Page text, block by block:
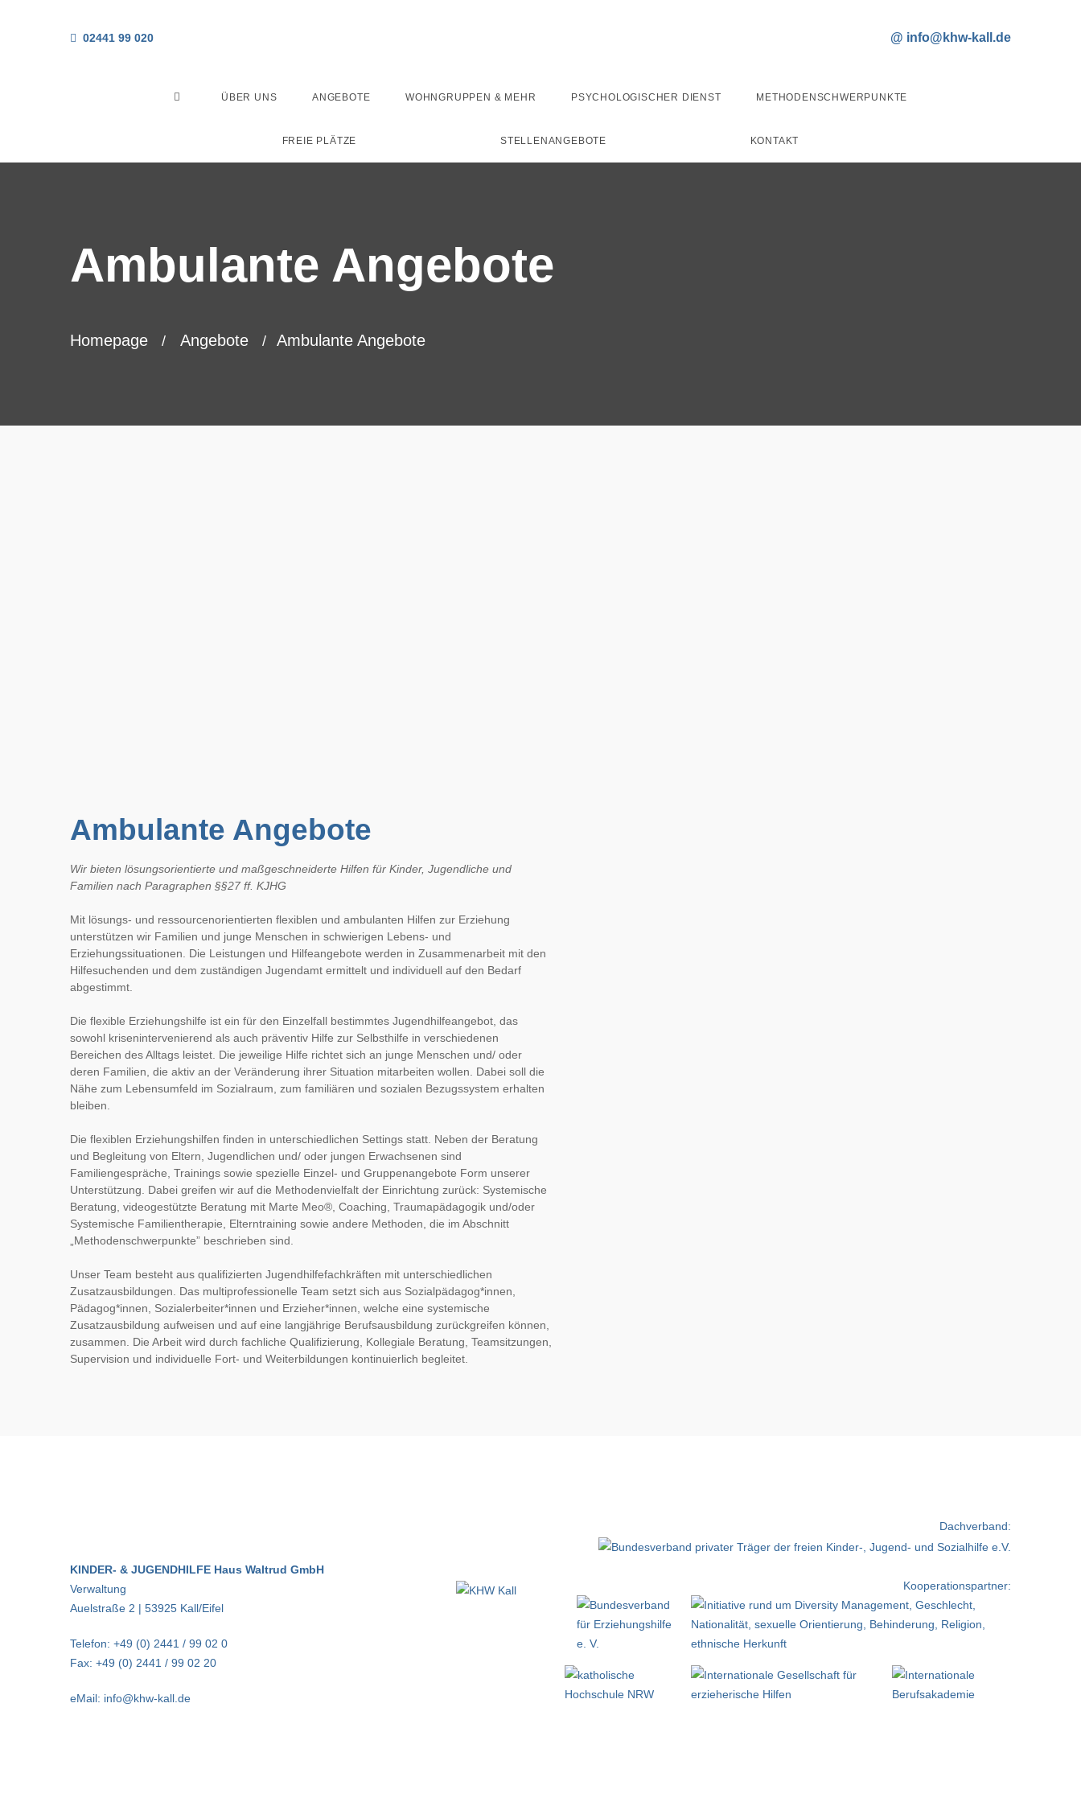
02441 99 020
ÜBER UNS ANGEBOTE WOHNGRUPPEN & MEHR PSYCHOLOGISCHER DIENST METHODENSCHWERPUNKTE
FREIE PLÄTZE STELLENANGEBOTE KONTAKT
Ambulante Angebote
Homepage Angebote Ambulante Angebote
Ambulante Angebote
Wir bieten lösungsorientierte und maßgeschneiderte Hilfen für Kinder, Jugendliche und
Familien nach Paragraphen §§27 ff. KJHG
Mit lösungs- und ressourcenorientierten flexiblen und ambulanten Hilfen zur Erziehung
unterstützen wir Familien und junge Menschen in schwierigen Lebens- und
Erziehungssituationen. Die Leistungen und Hilfeangebote werden in Zusammenarbeit mit den
Hilfesuchenden und dem zuständigen Jugendamt ermittelt und individuell auf den Bedarf
abgestimmt.
Die flexible Erziehungshilfe ist ein für den Einzelfall bestimmtes Jugendhilfeangebot, das
sowohl krisenintervenierend als auch präventiv Hilfe zur Selbsthilfe in verschiedenen
Bereichen des Alltags leistet. Die jeweilige Hilfe richtet sich an junge Menschen und/ oder
deren Familien, die aktiv an der Veränderung ihrer Situation mitarbeiten wollen. Dabei soll die
Nähe zum Lebensumfeld im Sozialraum, zum familiären und sozialen Bezugssystem erhalten
bleiben.
Die flexiblen Erziehungshilfen finden in unterschiedlichen Settings statt. Neben der Beratung
und Begleitung von Eltern, Jugendlichen und/ oder jungen Erwachsenen sind
Familiengespräche, Trainings sowie spezielle Einzel- und Gruppenangebote Form unserer
Unterstützung. Dabei greifen wir auf die Methodenvielfalt der Einrichtung zurück: Systemische
Beratung, videogestützte Beratung mit Marte Meo®, Coaching, Traumapädagogik und/oder
Systemische Familientherapie, Elterntraining sowie andere Methoden, die im Abschnitt
„Methodenschwerpunkte” beschrieben sind.
Unser Team besteht aus qualifizierten Jugendhilfefachkräften mit unterschiedlichen
Zusatzausbildungen. Das multiprofessionelle Team setzt sich aus Sozialpädagog*innen,
Pädagog*innen, Sozialerbeiter*innen und Erzieher*innen, welche eine systemische
Zusatzausbildung aufweisen und auf eine langjährige Berufsausbildung zurückgreifen können,
zusammen. Die Arbeit wird durch fachliche Qualifizierung, Kollegiale Beratung, Teamsitzungen,
Supervision und individuelle Fort- und Weiterbildungen kontinuierlich begleitet.
KINDER- & JUGENDHILFE Haus Waltrud GmbH
Verwaltung
Auelstraße 2 | 53925 Kall/Eifel
Telefon: +49 (0) 2441 / 99 02 0
Fax: +49 (0) 2441 / 99 02 20
eMail: info@khw-kall.de
Dachverband:
Kooperationspartner: